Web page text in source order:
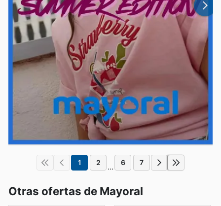
1 2 ... 6 7
Otras ofertas de Mayoral